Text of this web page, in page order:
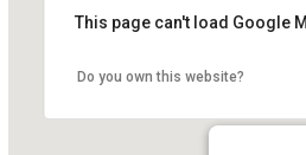
This page can't load Google
Do you own this website?